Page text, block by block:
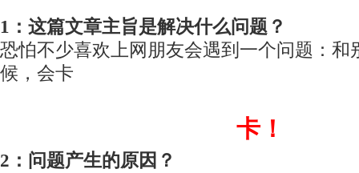
1：这篇文章主旨是解决什么问题？
恐怕不少喜欢上网朋友会遇到一个问题：和
候，会卡
卡！
2：问题产生的原因？